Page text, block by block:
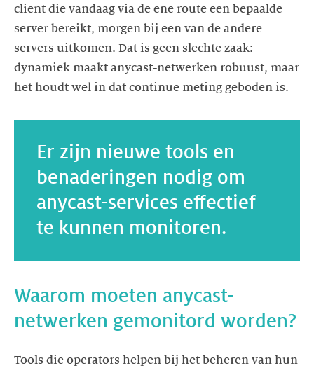
client die vandaag via de ene route een bepaalde
server bereikt, morgen bij een van de andere
servers uitkomen. Dat is geen slechte zaak:
dynamiek maakt anycast-netwerken robuust, maar
het houdt wel in dat continue meting geboden is.
Er zijn nieuwe tools en
benaderingen nodig om
anycast-services effectief
te kunnen monitoren.
Waarom moeten anycast-
Tools die operators helpen bij het beheren van hun